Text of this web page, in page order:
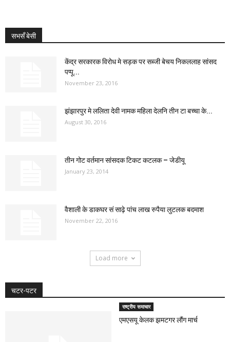
सभसँ बेसी
केंद्र सरकारक विरोध मे सड़क पर सब्जी बेचय निकललाह सांसद
पप्पू...
November 23, 2016
झंझारपुर मे ललिता देवी नामक महिला देलनि तीन टा बच्चा के...
August 30, 2016
तीन गोट वर्तमान सांसदक टिकट कटलक – जेडीयू
January 23, 2014
वैशाली के डाकघर सं साढ़े पांच लाख रुपैया लुटलक बदमाश
November 22, 2016
Load more
चटर-पटर
राष्ट्रीय समाचार
एमएसयू केलक झमटगर लौंग मार्च